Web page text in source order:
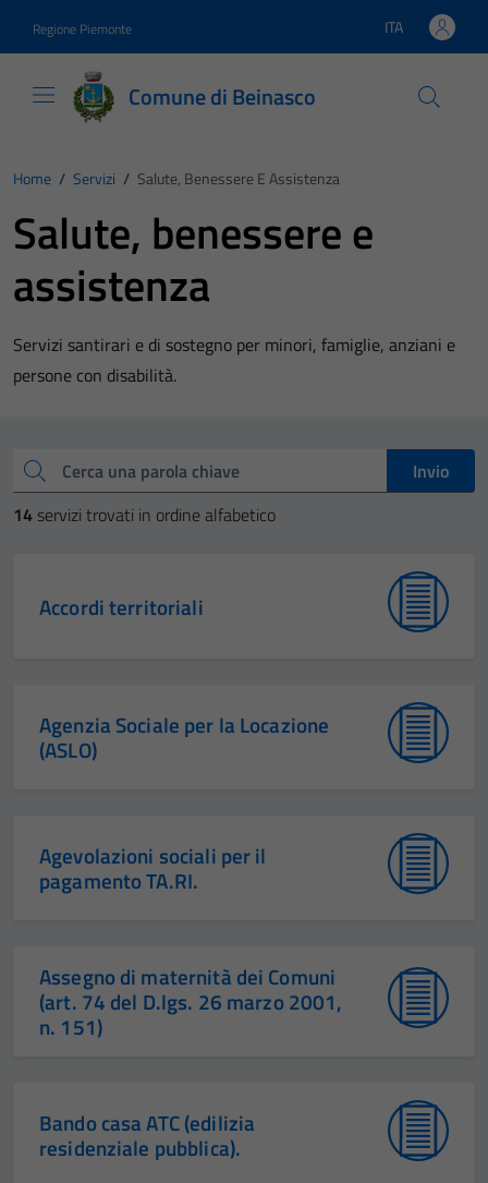
Regione Piemonte Lingua attiva:
ITA
Comune di Beinasco
Home / Servizi / Salute, Benessere E Assistenza
Salute, benessere e
assistenza
Servizi santirari e di sostegno per minori, famiglie, anziani e
persone con disabilità.
Cerca una parola chiave
Invio
14 servizi trovati in ordine alfabetico
Accordi territoriali
Agenzia Sociale per la Locazione
(ASLO)
Agevolazioni sociali per il
pagamento TA.RI.
Assegno di maternità dei Comuni
(art. 74 del D.lgs. 26 marzo 2001,
n. 151)
Bando casa ATC (edilizia
residenziale pubblica).